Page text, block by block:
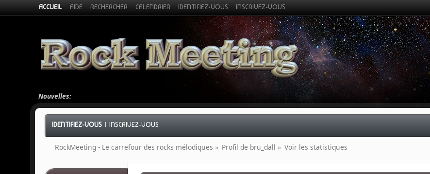
ACCUEIL AIDE RECHERCHER CALENDRIER IDENTIFIEZ-VOUS INSCRIVEZ-VOUS
Nouvelles:
IDENTIFIEZ-VOUS |INSCRIVEZ-VOUS
RockMeeting - Le carrefour des rocks mélodiques » Profil de bru_dall » Voir les statistiques